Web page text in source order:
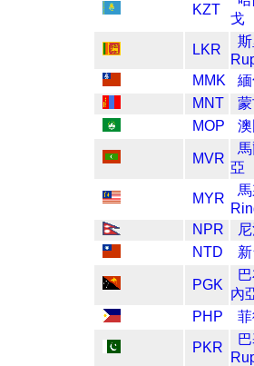
KZT
戈
LKR
MMK
MNT
MOP
MVR
亞
MYR
NPR
NTD
PGK
內
PHP
PKR